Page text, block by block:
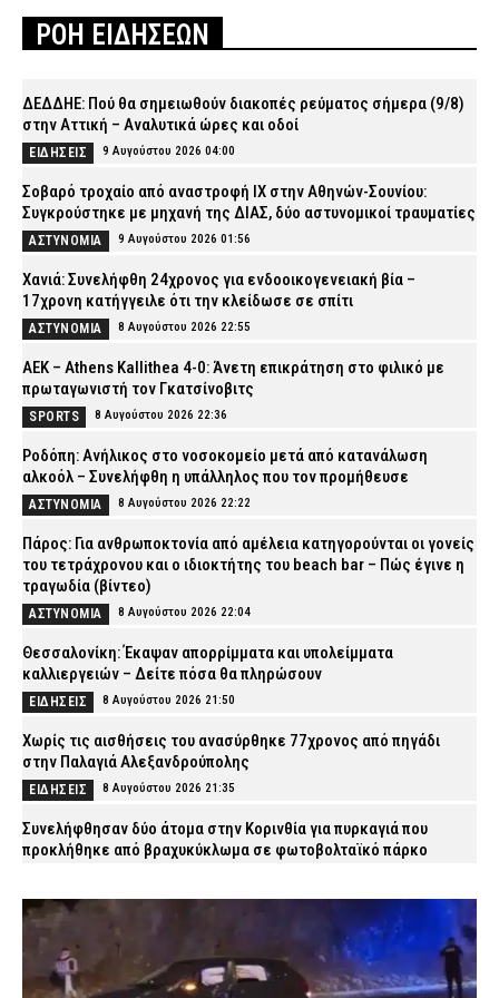
ΡΟΗ ΕΙΔΗΣΕΩΝ
ΔΕΔΔΗΕ: Πού θα σημειωθούν διακοπές ρεύματος σήμερα (9/8)
στην Αττική – Αναλυτικά ώρες και οδοί
ΕΙΔΗΣΕΙΣ 9 Αυγούστου 2026 04:00
Σοβαρό τροχαίο από αναστροφή ΙΧ στην Αθηνών-Σουνίου:
Συγκρούστηκε με μηχανή της ΔΙΑΣ, δύο αστυνομικοί τραυματίες
ΑΣΤΥΝΟΜΙΑ 9 Αυγούστου 2026 01:56
Χανιά: Συνελήφθη 24χρονος για ενδοοικογενειακή βία –
17χρονη κατήγγειλε ότι την κλείδωσε σε σπίτι
ΑΣΤΥΝΟΜΙΑ 8 Αυγούστου 2026 22:55
ΑΕΚ – Athens Kallithea 4-0: Άνετη επικράτηση στο φιλικό με
πρωταγωνιστή τον Γκατσίνοβιτς
SPORTS 8 Αυγούστου 2026 22:36
Ροδόπη: Ανήλικος στο νοσοκομείο μετά από κατανάλωση
αλκοόλ – Συνελήφθη η υπάλληλος που τον προμήθευσε
ΑΣΤΥΝΟΜΙΑ 8 Αυγούστου 2026 22:22
Πάρος: Για ανθρωποκτονία από αμέλεια κατηγορούνται οι γονείς
του τετράχρονου και ο ιδιοκτήτης του beach bar – Πώς έγινε η
τραγωδία (βίντεο)
ΑΣΤΥΝΟΜΙΑ 8 Αυγούστου 2026 22:04
Θεσσαλονίκη: Έκαψαν απορρίμματα και υπολείμματα
καλλιεργειών – Δείτε πόσα θα πληρώσουν
ΕΙΔΗΣΕΙΣ 8 Αυγούστου 2026 21:50
Χωρίς τις αισθήσεις του ανασύρθηκε 77χρονος από πηγάδι
στην Παλαγιά Αλεξανδρούπολης
ΕΙΔΗΣΕΙΣ 8 Αυγούστου 2026 21:35
Συνελήφθησαν δύο άτομα στην Κορινθία για πυρκαγιά που
προκλήθηκε από βραχυκύκλωμα σε φωτοβολταϊκό πάρκο
«Ερυθρός Σταυρός»: Σοκαριστική επίθεση σε νοσηλεύτρια στα
επείγοντα – Την τράβηξε από τα μαλλιά και τη γρονθοκόπησε
ΕΙΔΗΣΕΙΣ 8 Αυγούστου 2026 21:12